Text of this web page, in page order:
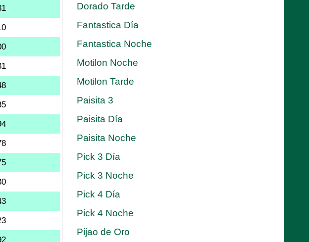
Dorado Tarde
Fantastica Día
Fantastica Noche
Motilon Noche
Motilon Tarde
Paisita 3
Paisita Día
Paisita Noche
Pick 3 Día
Pick 3 Noche
Pick 4 Día
Pick 4 Noche
Pijao de Oro